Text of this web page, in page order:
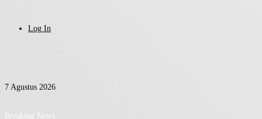
Log In
7 Agustus 2026
Breaking News